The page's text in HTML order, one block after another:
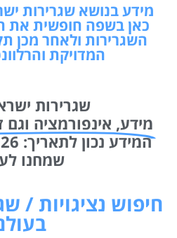
מידע בנושא שגרירות
כאן בשפה חופשית את
השגרירות ולאחר מכן
המדויקת
שגרירות
מידע, אינפורמציה וגם
שמחנו
חיפוש נציגויות /